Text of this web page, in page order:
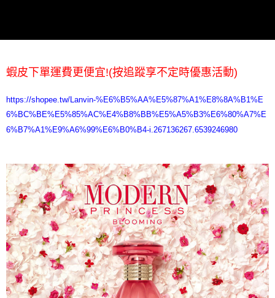
蝦皮下單運費更便宜!(按追蹤享不定時優惠活動)
https://shopee.tw/Lanvin-%E6%B5%AA%E5%87%A1%E8%8A%B1%E
6%BC%BE%E5%85%AC%E4%B8%BB%E5%A5%B3%E6%80%A7%E
6%B7%A1%E9%A6%99%E6%B0%B4-i.267136267.6539246980